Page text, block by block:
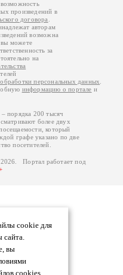
cookie для
сайта.
вы
cookies.
произведений в
договора.
авторам
возможна
вы можете
за
на
персональных данных.
информацию о портале и
порядка 200 тысяч
более двух
который
графе указано по две
посетителей.
Портал работает под